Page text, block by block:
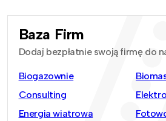
Baza Firm
Dodaj bezpłatnie swoją firmę do
Biogazownie
Consulting
Energia wiatrowa